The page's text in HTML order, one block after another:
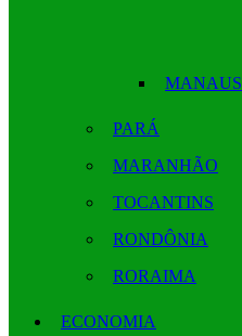
MANAUS
PARÁ
MARANHÃO
TOCANTINS
RONDÔNIA
RORAIMA
ECONOMIA